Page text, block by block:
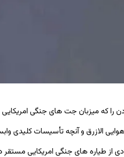
و اف-۱۶ بود، در واکنش به حمله ‌های امریکا به ایران هدف قرار
از طیاره های جنگی امریکایی مستقر